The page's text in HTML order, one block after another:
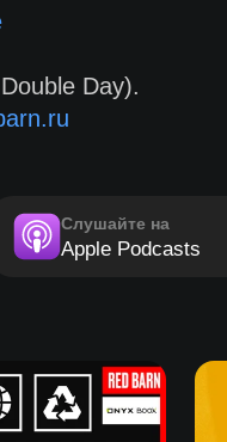
Day).
Слушайте на
Apple Podcasts